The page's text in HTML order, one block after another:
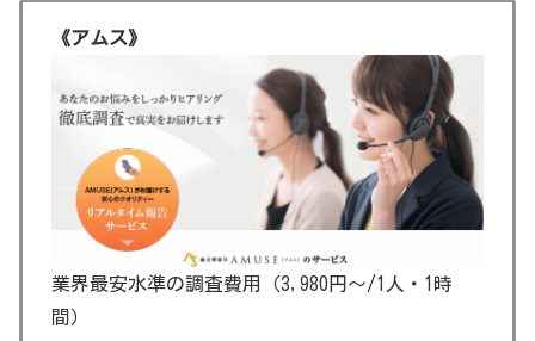
《アムス》
業界最安水準の調査費用（3,980円～/1人・1時
間）